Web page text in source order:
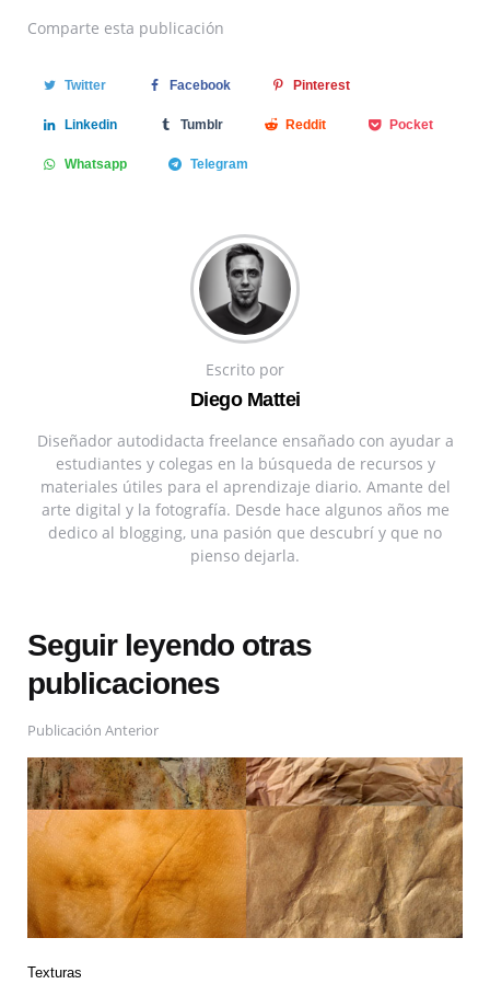
Comparte esta publicación
Twitter Facebook Pinterest
Linkedin Tumblr Reddit Pocket
Whatsapp Telegram
Escrito por
Diego Mattei
Diseñador autodidacta freelance ensañado con ayudar a
estudiantes y colegas en la búsqueda de recursos y
materiales útiles para el aprendizaje diario. Amante del
arte digital y la fotografía. Desde hace algunos años me
dedico al blogging, una pasión que descubrí y que no
pienso dejarla.
Seguir leyendo otras
publicaciones
Publicación Anterior
Texturas